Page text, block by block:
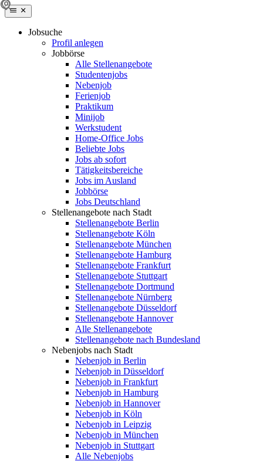
Jobsuche
Profil anlegen
Jobbörse
Alle Stellenangebote
Studentenjobs
Nebenjob
Ferienjob
Praktikum
Minijob
Werkstudent
Home-Office Jobs
Beliebte Jobs
Jobs ab sofort
Tätigkeitsbereiche
Jobs im Ausland
Jobbörse
Jobs Deutschland
Stellenangebote nach Stadt
Stellenangebote Berlin
Stellenangebote Köln
Stellenangebote München
Stellenangebote Hamburg
Stellenangebote Frankfurt
Stellenangebote Stuttgart
Stellenangebote Dortmund
Stellenangebote Nürnberg
Stellenangebote Düsseldorf
Stellenangebote Hannover
Alle Stellenangebote
Stellenangebote nach Bundesland
Nebenjobs nach Stadt
Nebenjob in Berlin
Nebenjob in Düsseldorf
Nebenjob in Frankfurt
Nebenjob in Hamburg
Nebenjob in Hannover
Nebenjob in Köln
Nebenjob in Leipzig
Nebenjob in München
Nebenjob in Stuttgart
Alle Nebenjobs